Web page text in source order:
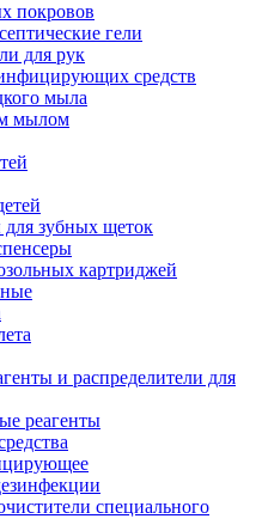
покровов
гели
для рук
средств
мыла
мылом
зубных щеток
картриджей
и распределители для
реагенты
специального